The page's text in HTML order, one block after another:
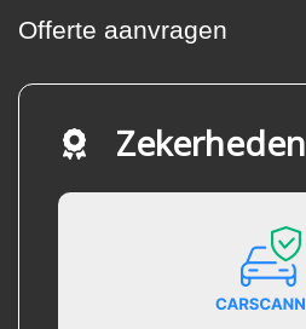
Offerte aanvragen
Zekerheden